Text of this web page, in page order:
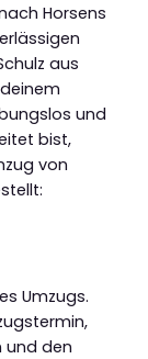
Horsens
aus
und
bist,
von
Umzugs.
und den